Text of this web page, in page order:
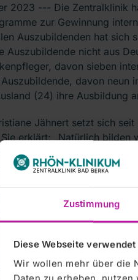
Zustimmung
Diese Webseite
Wir wollen mehr über die
2023 --- Die Zentralklinik
zur Gewinnung
Auszubildenden hat sich
Auszubildende nicht aus
davon sieben
davon neun
(24) ihre Ausbildung
Jähnert setzt sich
erklärt: „Natürlich bilden
Arbeitszeitmodelle
wäre es schwer möglich,
für die Klinik mit
und Kollegen reisen mit
Dennoch möchten wir
zu verbessern
40 Auszubildende aus
internationale